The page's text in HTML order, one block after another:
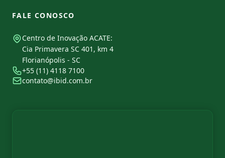
FALE CONOSCO
Centro de Inovação ACATE:
Cia Primavera SC 401, km 4
Florianópolis - SC
+55 (11) 4118 7100
contato@ibid.com.br